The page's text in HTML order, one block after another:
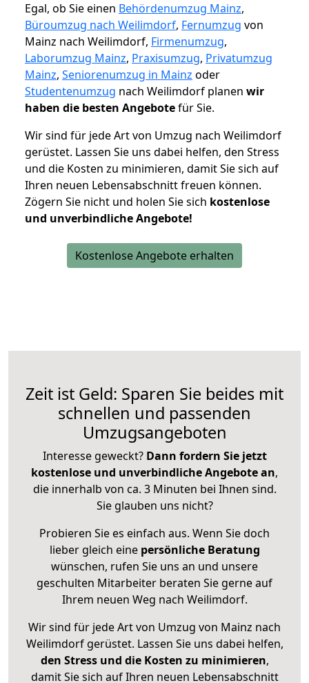
Egal, ob Sie einen Behördenumzug Mainz,
Büroumzug nach Weilimdorf, Fernumzug von
Mainz nach Weilimdorf, Firmenumzug,
Laborumzug Mainz, Praxisumzug, Privatumzug
Mainz, Seniorenumzug in Mainz oder
Studentenumzug nach Weilimdorf planen wir
haben die besten Angebotefür Sie.
Wir sind für jede Art von Umzug nach Weilimdorf
gerüstet. Lassen Sie uns dabei helfen, den Stress
und die Kosten zu minimieren, damit Sie sich auf
Ihren neuen Lebensabschnitt freuen können.
Zögern Sie nicht und holen Sie sich kostenlose
und unverbindliche Angebote!
Kostenlose Angebote erhalten
Zeit ist Geld: Sparen Sie beides mit
schnellen und passenden
Umzugsangeboten
Interesse geweckt? Dann fordern Sie jetzt
kostenlose und unverbindliche Angebote an,
die innerhalb von ca. 3 Minuten bei Ihnen sind.
Sie glauben uns nicht?
Probieren Sie es einfach aus. Wenn Sie doch
lieber gleich eine persönliche Beratung
wünschen, rufen Sie uns an und unsere
geschulten Mitarbeiter beraten Sie gerne auf
Ihrem neuen Weg nach Weilimdorf.
Wir sind für jede Art von Umzug von Mainz nach
Weilimdorf gerüstet. Lassen Sie uns dabei helfen,
den Stress und die Kosten zu minimieren,
damit Sie sich auf Ihren neuen Lebensabschnitt